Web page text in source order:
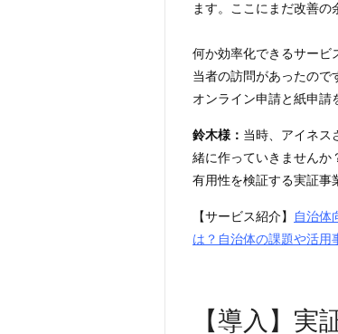
ます。ここにまだ改善の
何か効率化できるサービ
当者の訪問があったので
オンライン申請と紙申請
鈴木様： 当時、アイネス
緒に作っていきませんか
有用性を検証する実証事
【サービス紹介】
自治体
は？自治体の課題や活用
【導入】